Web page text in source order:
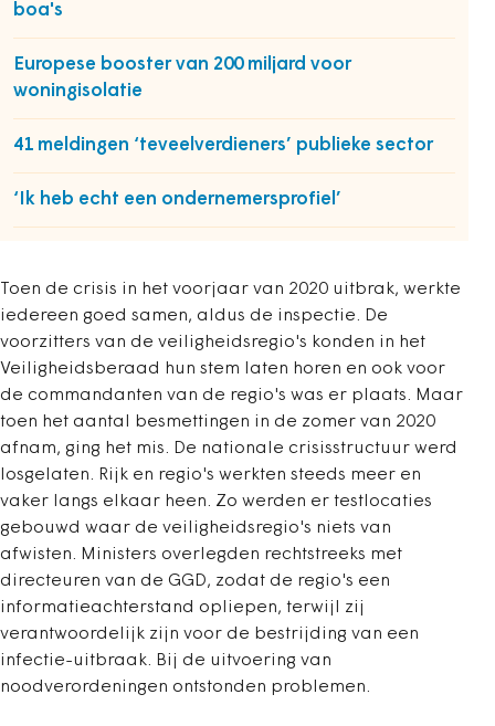
boa's
Europese booster van 200 miljard voor
woningisolatie
41 meldingen ‘teveelverdieners’ publieke sector
‘Ik heb echt een ondernemersprofiel’
Toen de crisis in het voorjaar van 2020 uitbrak, werkte
iedereen goed samen, aldus de inspectie. De
voorzitters van de veiligheidsregio's konden in het
Veiligheidsberaad hun stem laten horen en ook voor
de commandanten van de regio's was er plaats. Maar
toen het aantal besmettingen in de zomer van 2020
afnam, ging het mis. De nationale crisisstructuur werd
losgelaten. Rijk en regio's werkten steeds meer en
vaker langs elkaar heen. Zo werden er testlocaties
gebouwd waar de veiligheidsregio's niets van
afwisten. Ministers overlegden rechtstreeks met
directeuren van de GGD, zodat de regio's een
informatieachterstand opliepen, terwijl zij
verantwoordelijk zijn voor de bestrijding van een
infectie-uitbraak. Bij de uitvoering van
noodverordeningen ontstonden problemen.